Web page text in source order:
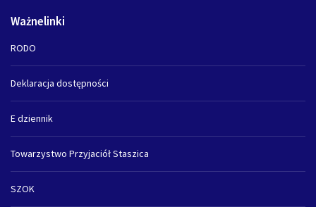
Ważnelinki
RODO
Deklaracja dostępności
E dziennik
Towarzystwo Przyjaciół Staszica
SZOK